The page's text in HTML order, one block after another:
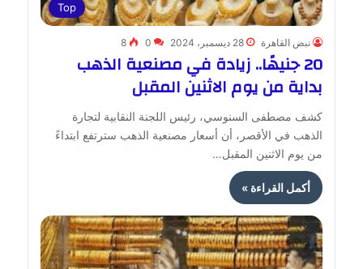
Top
نبض القاهرة 28 ديسمبر، 2024 0
8
20 جنيهًا.. زيادة في مصنعية الذهب
بداية من يوم الاثنين المقبل
كشف مصطفى السنوسي، رئيس اللجنة النقابية لتجارة
الذهب في الأقصر، أن أسعار مصنعية الذهب سترتفع ابتداءً
من يوم الاثنين المقبل…
أكمل القراءة »